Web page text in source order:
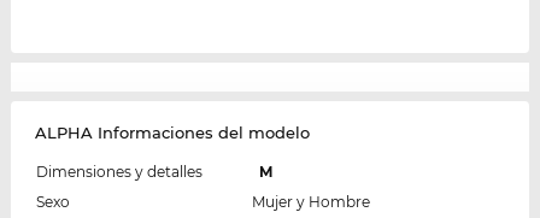
ALPHA Informaciones del modelo
Dimensiones y detalles
M
Sexo
Mujer y Hombre